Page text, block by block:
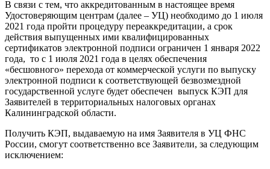
В связи с тем, что аккредитованным в настоящее время
Удостоверяющим центрам (далее – УЦ) необходимо до 1 июля
2021 года пройти процедуру переаккредитации, а срок
действия выпущенных ими квалифицированных
сертификатов электронной подписи ограничен 1 января 2022
года, то с 1 июля 2021 года в целях обеспечения
«бесшовного» перехода от коммерческой услуги по выпуску
электронной подписи к соответствующей безвозмездной
государственной услуге будет обеспечен выпуск КЭП для
Заявителей в территориальных налоговых органах
Калининградской области.
Получить КЭП, выдаваемую на имя Заявителя в УЦ ФНС
России, смогут соответственно все Заявители, за следующим
исключением: